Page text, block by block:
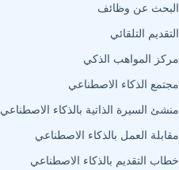
البحث عن وظائف
التقديم التلقائي
مركز المواهب الذكي
مجتمع الذكاء الاصطناعي
منشئ السيرة الذاتية بالذكاء الاصطناعي
مقابلة العمل بالذكاء الاصطناعي
خطاب التقديم بالذكاء الاصطناعي